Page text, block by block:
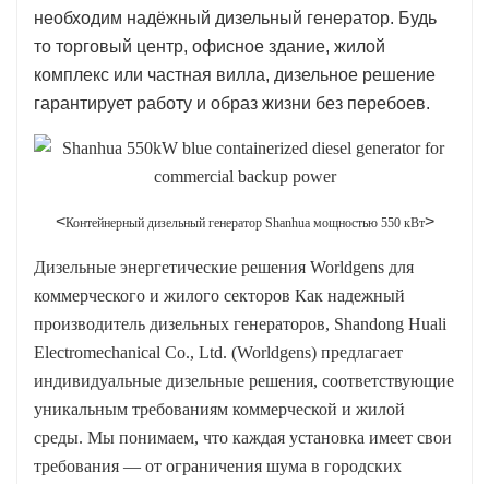
необходим надёжный дизельный генератор. Будь
то торговый центр, офисное здание, жилой
комплекс или частная вилла, дизельное решение
гарантирует работу и образ жизни без перебоев.
<Контейнерный дизельный генератор Shanhua мощностью 550 кВт>
Дизельные энергетические решения Worldgens для
коммерческого и жилого секторов Как надежный
производитель дизельных генераторов, Shandong Huali
Electromechanical Co., Ltd. (Worldgens) предлагает
индивидуальные дизельные решения, соответствующие
уникальным требованиям коммерческой и жилой
среды. Мы понимаем, что каждая установка имеет свои
требования — от ограничения шума в городских